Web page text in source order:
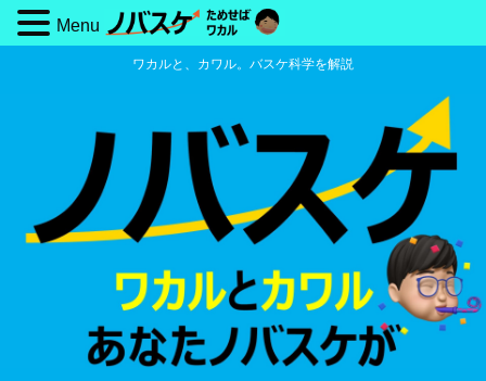
ワカルと、カワル。バスケ科学を解説
Menu